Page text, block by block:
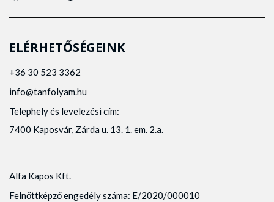
ELÉRHETŐSÉGEINK
+36 30 523 3362
info@tanfolyam.hu
Telephely és levelezési cím:
7400 Kaposvár, Zárda u. 13. 1. em. 2.a.
Alfa Kapos Kft.
Felnőttképző engedély száma: E/2020/000010